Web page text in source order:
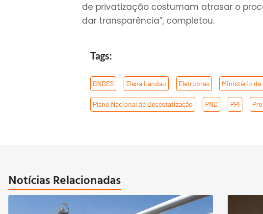
de privatização costumam atrasar o
dar transparência”, completou.
Tags:
BNDES Elena Landau Eletrobras Ministério da
Plano Nacional de Desestatização PND PPI
Notícias Relacionadas